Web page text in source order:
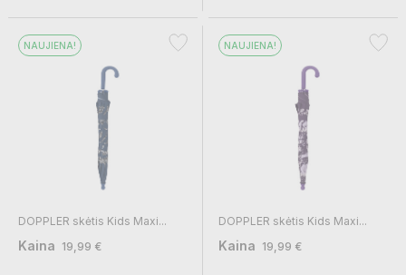
NAUJIENA!
DOPPLER skėtis Kids Maxi...
Kaina 19,99 €
NAUJIENA!
DOPPLER skėtis Kids Maxi...
Kaina 19,99 €